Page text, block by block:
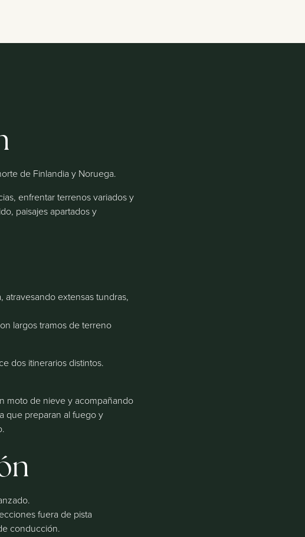
de Finlandia y Noruega.
enfrentar terrenos variados y
paisajes apartados y
atravesando extensas tundras,
largos tramos de terreno
dos itinerarios distintos.
moto de nieve y acompañando
que preparan al fuego y
fuera de pista
conducción.